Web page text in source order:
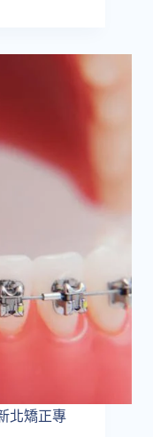
北矯正專